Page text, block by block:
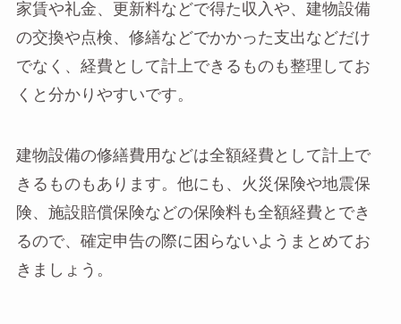
家賃や礼金、更新料などで得た収入や、建物設備
の交換や点検、修繕などでかかった支出などだけ
でなく、経費として計上できるものも整理してお
くと分かりやすいです。
建物設備の修繕費用などは全額経費として計上で
きるものもあります。他にも、火災保険や地震保
険、施設賠償保険などの保険料も全額経費とでき
るので、確定申告の際に困らないようまとめてお
きましょう。